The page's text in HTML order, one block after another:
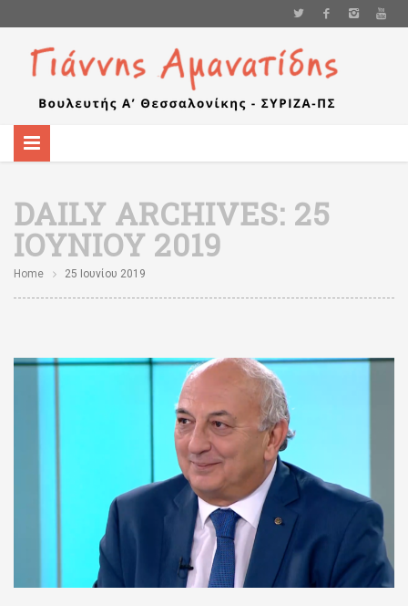
DAILY ARCHIVES: 25
ΙΟΥΝΊΟΥ 2019
Home 25 Ιουνίου 2019